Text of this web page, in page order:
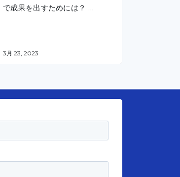
で成果を出すためには？ …
3月 23, 2023